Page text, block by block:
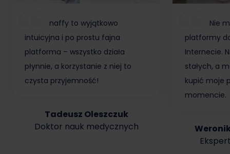
naffy to wyjątkowo
intuicyjna i po prostu fajna
platforma – wszystko działa
płynnie, a korzystanie z niej to
czysta przyjemność!
Tadeusz Oleszczuk
Doktor nauk medycznych
Nie
platformy
Internecie.
stałych, a
kupić moje
momencie.